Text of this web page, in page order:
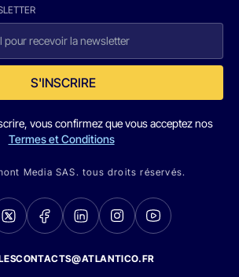
S'INSCRIRE
vous confirmez que vous acceptez nos
Termes et Conditions
Media SAS. tous droits réservés.